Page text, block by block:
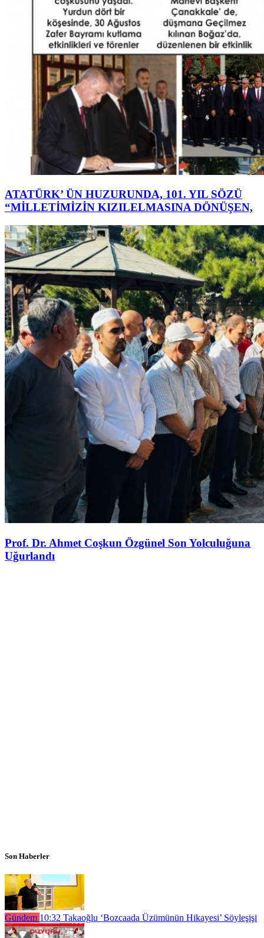
ATATÜRK’ ÜN HUZURUNDA, 101. YIL SÖZÜ
“MİLLETİMİZİN KIZILELMASINA DÖNÜŞEN,
Prof. Dr. Ahmet Coşkun Özgünel Son Yolculuğuna
Uğurlandı
Son Haberler
Gündem 10:32 Takaoğlu ‘Bozcaada Üzümünün Hikayesi’ Söyleşişi